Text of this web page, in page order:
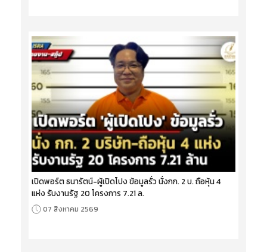
เปิดพอร์ต ธนารัตน์-ผู้เปิดโปง ข้อมูลรั่ว นั่งกก. 2 บ. ถือหุ้น 4
แห่ง รับงานรัฐ 20 โครงการ 7.21 ล.
07 สิงหาคม 2569